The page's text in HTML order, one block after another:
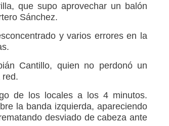
que supo aprovechar un balón
Sánchez.
y varios errores en la
Cantillo, quien no perdonó un
red.
de los locales a los 4 minutos.
la banda izquierda, apareciendo
desviado de cabeza ante